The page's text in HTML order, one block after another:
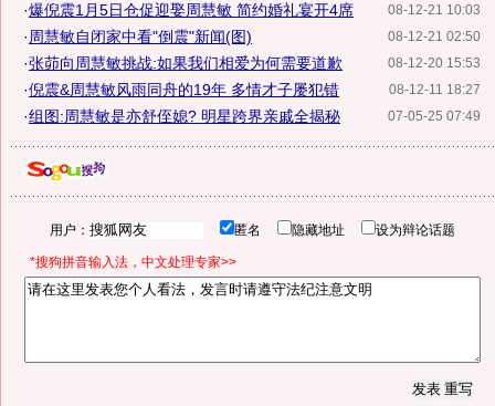
08-12-21 10:03
·爆倪震1月5日仓促迎娶周慧敏 简约婚礼宴开4席
08-12-21 02:50
· 周慧敏自闭家中看"倒震"新闻(图)
08-12-20 15:53
·张茆向周慧敏挑战:如果我们相爱为何需要道歉
08-12-11 18:27
·倪震&周慧敏风雨同舟的19年 多情才子屡犯错
07-05-25 07:49
·组图:周慧敏是亦舒侄媳? 明星跨界亲戚全揭秘
用户： 匿名 隐藏地址 设为辩论话题
*搜狗拼音输入法，中文处理专家>>